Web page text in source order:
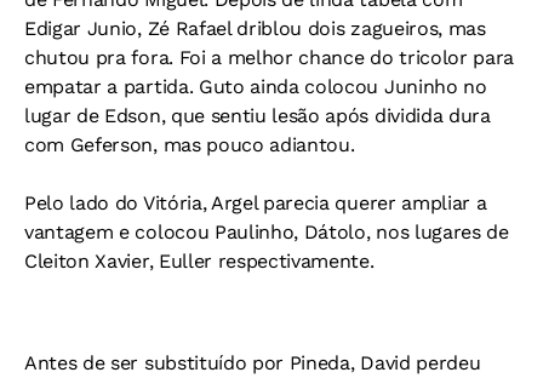
Edigar Junio, Zé Rafael driblou dois zagueiros, mas
chutou pra fora. Foi a melhor chance do tricolor para
empatar a partida. Guto ainda colocou Juninho no
lugar de Edson, que sentiu lesão após dividida dura
com Geferson, mas pouco adiantou.
Pelo lado do Vitória, Argel parecia querer ampliar a
vantagem e colocou Paulinho, Dátolo, nos lugares de
Cleiton Xavier, Euller respectivamente.
Antes de ser substituído por Pineda, David perdeu